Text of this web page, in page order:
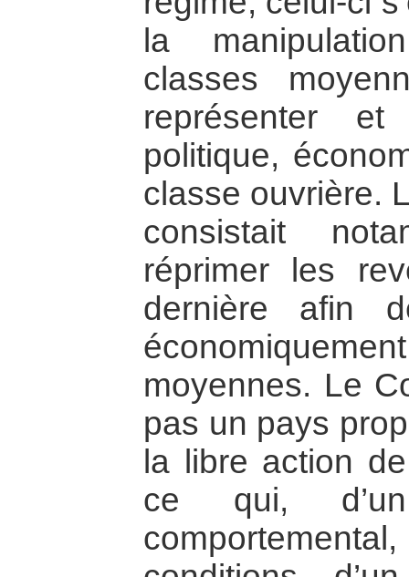
la
classes
représenter
politique,
classe ouvrière.
consistait
réprimer les
dernière afin
moyennes. Le
pas un pays
la libre action
ce qui,